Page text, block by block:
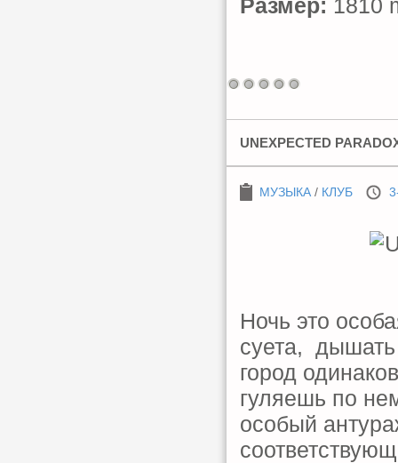
Размер: 1810
UNEXPECTED
МУЗЫКА / КЛУБ
Ночь это
суета, дышать
город
гуляешь по
особый